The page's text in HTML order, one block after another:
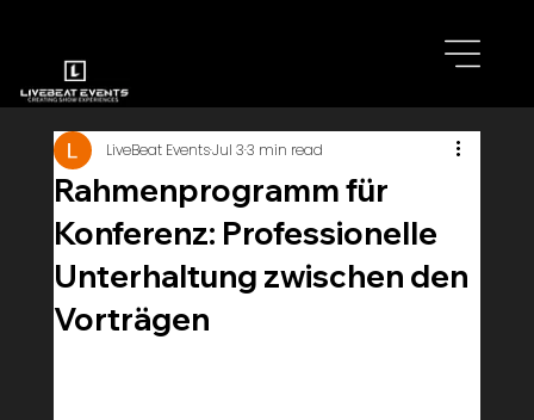
Rahmenprogramm für
Konferenz: Professionelle
Unterhaltung zwischen den
Vorträgen
LiveBeat EventsJul 33 min read